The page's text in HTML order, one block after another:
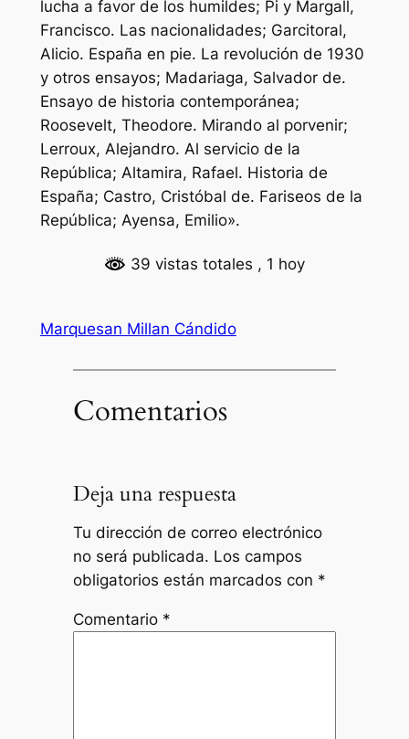
lucha a favor de los humildes; Pi y Margall,
Francisco. Las nacionalidades; Garcitoral,
Alicio. España en pie. La revolución de 1930
y otros ensayos; Madariaga, Salvador de.
Ensayo de historia contemporánea;
Roosevelt, Theodore. Mirando al porvenir;
Lerroux, Alejandro. Al servicio de la
República; Altamira, Rafael. Historia de
España; Castro, Cristóbal de. Fariseos de la
República; Ayensa, Emilio».
39 vistas totales , 1 hoy
Marquesan Millan Cándido
Comentarios
Deja una respuesta
Tu dirección de correo electrónico
no será publicada. Los campos
obligatorios están marcados con *
Comentario *